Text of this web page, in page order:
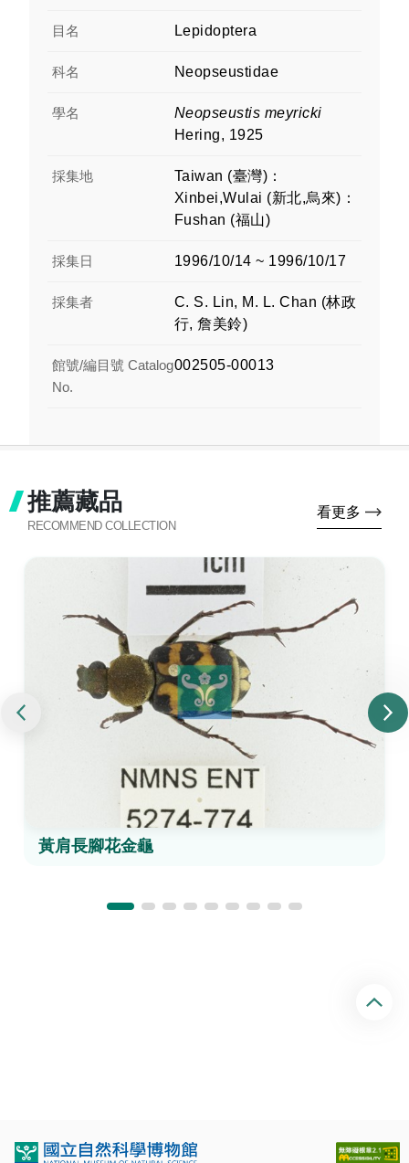
目名 Lepidoptera
科名 Neopseustidae
學名
Neopseustis meyricki
Hering, 1925
採集地
Taiwan (臺灣)：
Xinbei,Wulai (新北,烏來)：
Fushan (福山)
採集日 1996/10/14 ~ 1996/10/17
採集者
C. S. Lin, M. L. Chan (林政
行, 詹美鈴)
館號/編目號 Catalog
No.
002505-00013
推薦藏品
RECOMMEND COLLECTION
看更多
黃肩長腳花金龜
回
頂
端